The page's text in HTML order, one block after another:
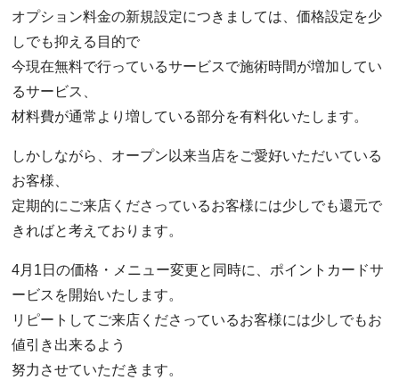
オプション料金の新規設定につきましては、価格設定を少
しでも抑える目的で
今現在無料で行っているサービスで施術時間が増加してい
るサービス、
材料費が通常より増している部分を有料化いたします。
しかしながら、オープン以来当店をご愛好いただいている
お客様、
定期的にご来店くださっているお客様には少しでも還元で
きればと考えております。
4月1日の価格・メニュー変更と同時に、ポイントカードサ
ービスを開始いたします。
リピートしてご来店くださっているお客様には少しでもお
値引き出来るよう
努力させていただきます。